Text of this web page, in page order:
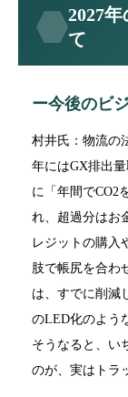
2027
て
ー今後のビ
村井氏：物流の
年にはGX排出
に「年間でCO2
れ、超過分はお
レジットの購入
肢で帳尻を合わ
は、すでに削減
のLED化のよう
そうなると、い
のが、実はトラ